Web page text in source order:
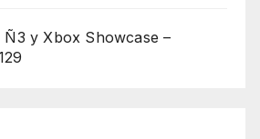
y Xbox Showcase –